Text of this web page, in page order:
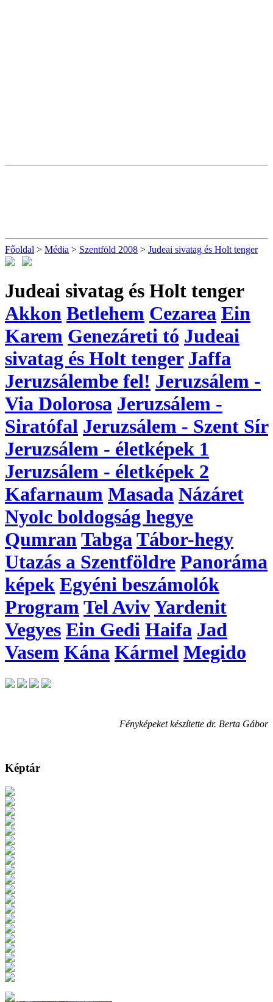
Főoldal > Média > Szentföld 2008 > Judeai sivatag és Holt tenger
Judeai sivatag és Holt tenger
Akkon Betlehem Cezarea Ein
Karem Genezáreti tó Judeai
sivatag és Holt tenger Jaffa
Jeruzsálembe fel! Jeruzsálem -
Via Dolorosa Jeruzsálem -
Siratófal Jeruzsálem - Szent Sír
Jeruzsálem - életképek 1
Jeruzsálem - életképek 2
Kafarnaum Masada Názáret
Nyolc boldogság hegye
Qumran Tabga Tábor-hegy
Utazás a Szentföldre Panoráma
képek Egyéni beszámolók
Program Tel AvivYardenit
Vegyes Ein Gedi Haifa Jad
Vasem Kána Kármel Megido
Fényképeket készítette dr. Berta Gábor
Képtár